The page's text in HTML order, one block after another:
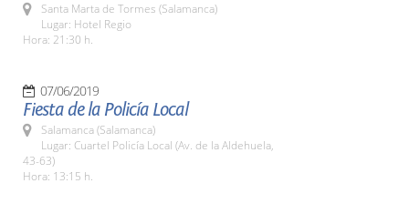
Santa Marta de Tormes (Salamanca)
Lugar: Hotel Regio
Hora: 21:30 h.
07/06/2019
Fiesta de la Policía Local
Salamanca (Salamanca)
Lugar: Cuartel Policía Local (Av. de la Aldehuela,
43-63)
Hora: 13:15 h.